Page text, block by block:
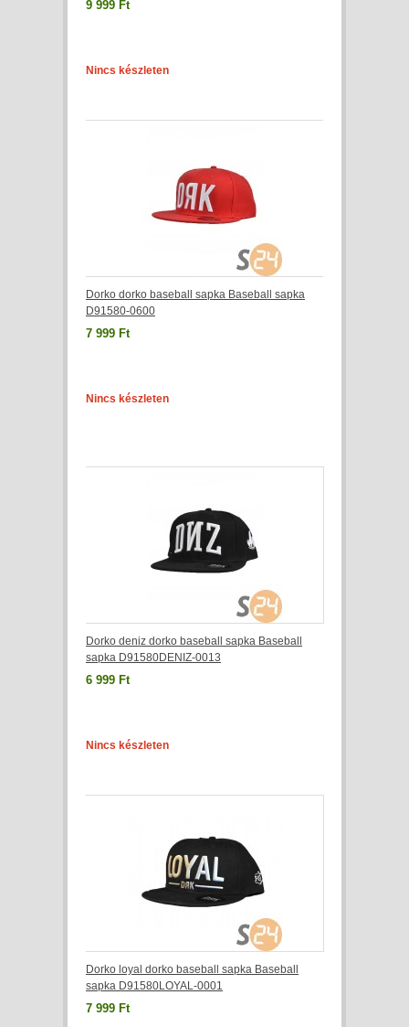
9 999 Ft
Nincs készleten
Dorko dorko baseball sapka Baseball sapka
D91580-0600
7 999 Ft
Nincs készleten
Dorko deniz dorko baseball sapka Baseball
sapka D91580DENIZ-0013
6 999 Ft
Nincs készleten
Dorko loyal dorko baseball sapka Baseball
sapka D91580LOYAL-0001
7 999 Ft